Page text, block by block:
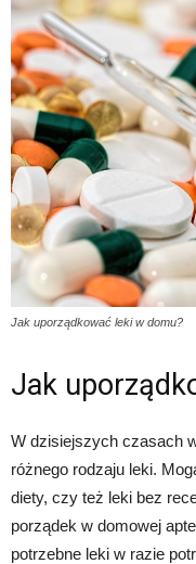
Jak uporządkować leki w domu?
Jak
W dzisiejszych czasach
różnego rodzaju leki.
diety, czy też leki bez
porządek w domowej
potrzebne leki w razie